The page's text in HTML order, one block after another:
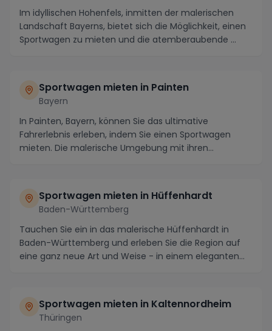
Im idyllischen Hohenfels, inmitten der malerischen
Landschaft Bayerns, bietet sich die Möglichkeit, einen
Sportwagen zu mieten und die atemberaubende ...
Sportwagen mieten in Painten
Bayern
In Painten, Bayern, können Sie das ultimative
Fahrerlebnis erleben, indem Sie einen Sportwagen
mieten. Die malerische Umgebung mit ihren
Sportwagen mieten in Hüffenhardt
Baden-Württemberg
Tauchen Sie ein in das malerische Hüffenhardt in
Baden-Württemberg und erleben Sie die Region auf
eine ganz neue Art und Weise - in einem eleganten
Sportwagen mieten in Kaltennordheim
Thüringen